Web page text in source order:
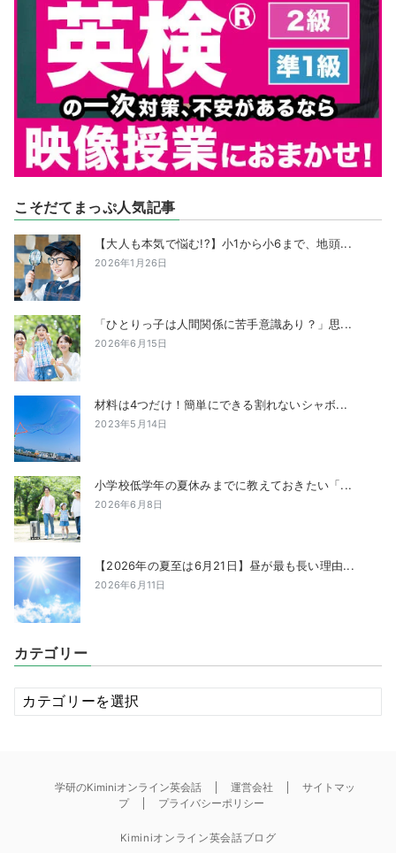
こそだてまっぷ人気記事
【大人も本気で悩む!?】小1から小6まで、地頭...
2026年1月26日
「ひとりっ子は人間関係に苦手意識あり？」思...
2026年6月15日
材料は4つだけ！簡単にできる割れないシャボ...
2023年5月14日
小学校低学年の夏休みまでに教えておきたい「...
2026年6月8日
【2026年の夏至は6月21日】昼が最も長い理由...
2026年6月11日
カテゴリー
カ
テ
学研のKiminiオンライン英会話 運営会社
サイトマッ
プ
プライバシーポリシー
Kiminiオンライン英会話ブログ